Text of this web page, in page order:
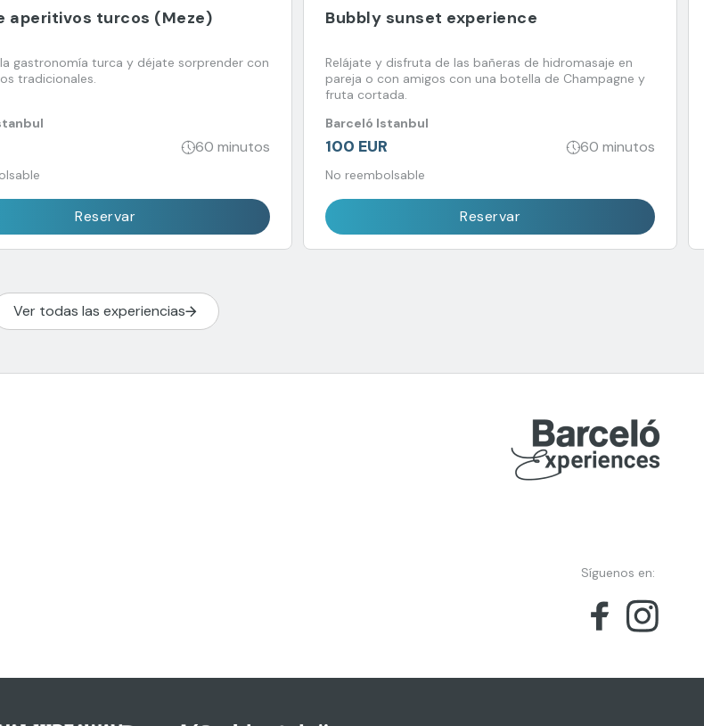
aperitivos turcos (Meze)
gastronomía turca y déjate sorprender con
tradicionales.
60 minutos
Reservar
Bubbly sunset experience
Relájate y disfruta de las bañeras de hidromasaje en
pareja o con amigos con una botella de Champagne y
fruta cortada.
Barceló Istanbul
100 EUR 60 minutos
No reembolsable
Reservar
Ver todas las experiencias
Síguenos en: